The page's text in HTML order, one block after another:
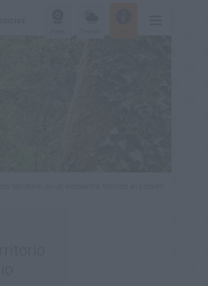
territorio en un encuentro técnico el próximo mes de